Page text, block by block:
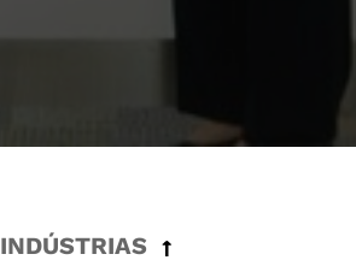
INDÚSTRIAS